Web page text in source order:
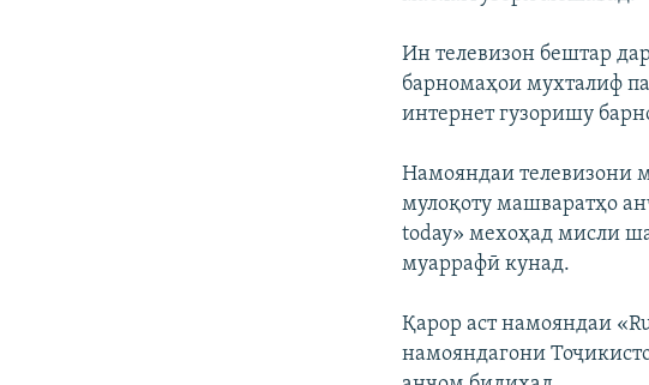
Ин телевизон бештар
барномаҳои мухталиф
интернет гузоришу
Намояндаи телевизони
мулоқоту машваратҳо
today» мехоҳад мисли
муаррафӣ кунад.
Қарор аст намояндаи
намояндагони